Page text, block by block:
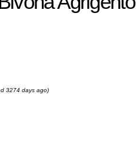
3274 days ago)